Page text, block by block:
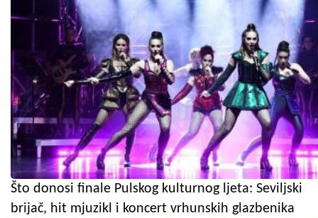
Što donosi finale Pulskog kulturnog ljeta: Seviljski
brijač, hit mjuzikl i koncert vrhunskih glazbenika